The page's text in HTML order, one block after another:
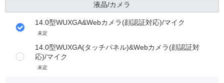
液晶/カメラ
14.0型WUXGA&Webカメラ(顔認証対応)/マイク
未定
14.0型WUXGA(タッチパネル)&Webカメラ(顔認証対
応)/マイク
未定